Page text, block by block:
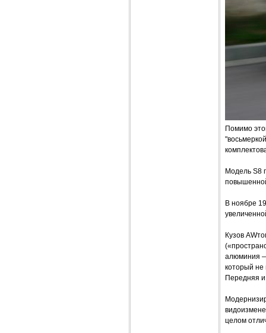
Помимо
Модель S8
В ноябре
Кузов
алюминия
который не
Передняя
целом